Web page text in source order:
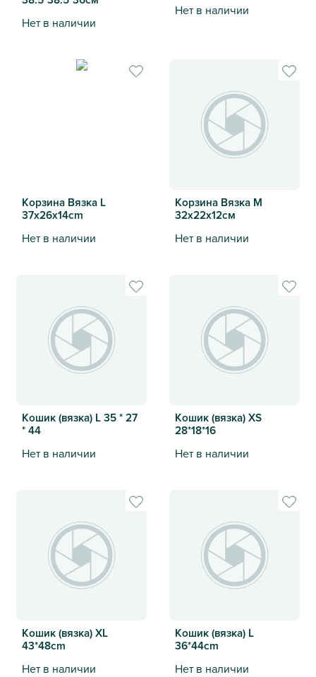
Нет в наличии
Нет в наличии
Корзина Вязка L
37х26х14cm
Нет в наличии
Корзина Вязка M
32х22х12cм
Нет в наличии
Кошик (вязка) L 35 * 27
* 44
Нет в наличии
Кошик (вязка) XS
28*18*16
Нет в наличии
Кошик (вязка) XL
43*48cm
Нет в наличии
Кошик (вязка) L
36*44cm
Нет в наличии